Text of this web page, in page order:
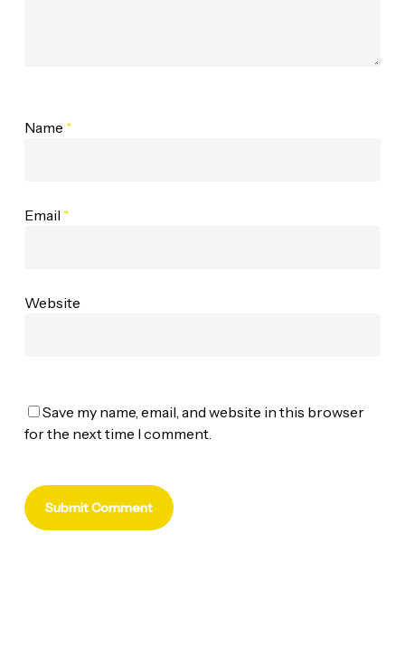
Name *
Email *
Website
Save my name, email, and website in this browser
for the next time I comment.